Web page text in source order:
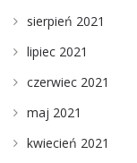
sierpień 2021
lipiec 2021
czerwiec 2021
maj 2021
kwiecień 2021